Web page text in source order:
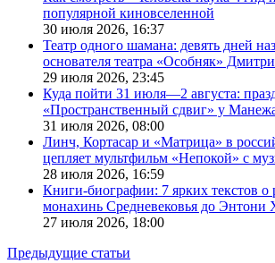
популярной киновселенной
30 июля 2026, 16:37
Театр одного шамана: девять дней
основателя театра «Особняк»
29 июля 2026, 23:45
Куда пойти 31 июля—2 августа:
«Пространственный сдвиг» у
31 июля 2026, 08:00
Линч, Кортасар и «Матрица» в
цепляет мультфильм «Непокой» с
28 июля 2026, 16:59
Книги-биографии: 7 ярких текстов о
монахинь Средневековья до Энтони
27 июля 2026, 18:00
Предыдущие статьи